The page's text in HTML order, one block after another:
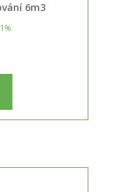
6m3